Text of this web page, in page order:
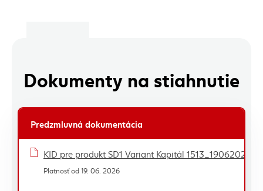
Dokumenty na stiahnutie
Predzmluvná dokumentácia
Zoznam dokumentov - tabuľka
KID pre produkt SD1 Variant Kapitál 1513_19062026,
Platnosť od 19. 06. 2026